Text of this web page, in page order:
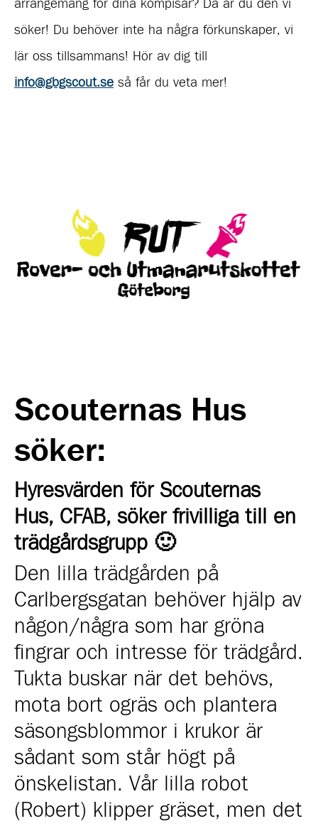
arrangemang för dina kompisar? Då är du den vi
söker! Du behöver inte ha några förkunskaper, vi
lär oss tillsammans! Hör av dig till
info@gbgscout.se så får du veta mer!
Scouternas Hus
söker:
Hyresvärden för Scouternas
Hus, CFAB, söker frivilliga till en
trädgårdsgrupp 🙂
Den lilla trädgården på
Carlbergsgatan behöver hjälp av
någon/några som har gröna
fingrar och intresse för trädgård.
Tukta buskar när det behövs,
mota bort ogräs och plantera
säsongsblommor i krukor är
sådant som står högt på
önskelistan. Vår lilla robot
(Robert) klipper gräset, men det